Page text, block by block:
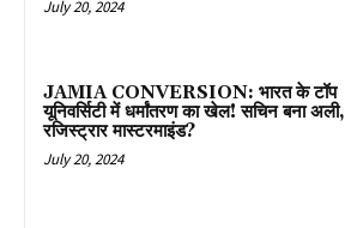
July 20, 2024
JAMIA CONVERSION: भारत के टॉप
यूनिवर्सिटी में धर्मांतरण का खेल! सचिन बना अली,
रजिस्ट्रार मास्टरमाइंड?
July 20, 2024